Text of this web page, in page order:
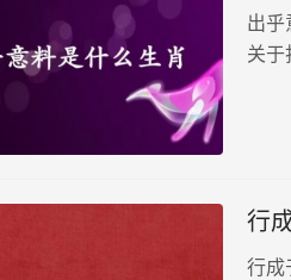
出乎
关于
行
行成